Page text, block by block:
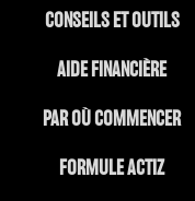
CONSEILS ET OUTILS
AIDE FINANCIÈRE
PAR OÙ COMMENCER
FORMULE ACTIZ